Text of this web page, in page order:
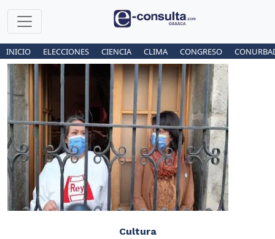
INICIO ELECCIONES CIENCIA CLIMA CONGRESO
Cultura